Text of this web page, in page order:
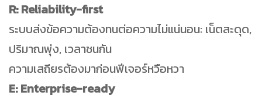
R: Reliability-first
ระบบส่งข้อความต้องทนต่อความไม่แน่นอน: เน็ตสะดุด,
ปริมาณพุ่ง, เวลาชนกัน
ความเสถียรต้องมาก่อนฟีเจอร์หวือหวา
E: Enterprise-ready